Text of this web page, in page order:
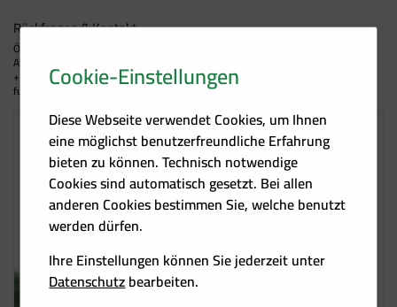
Rückfragen & Kontakt:
Österreichischer Biomasse-Verband
Antonio Fuljetic-Kristan
+43 (0)1 533 07 97 – 31, 0660 855 6804
fuljetic@biomasseverband.at
Cookie-Einstellungen
Diese Webseite verwendet Cookies, um Ihnen
eine möglichst benutzerfreundliche Erfahrung
bieten zu können. Technisch notwendige
Cookies sind automatisch gesetzt. Bei allen
anderen Cookies bestimmen Sie, welche benutzt
werden dürfen.
Ihre Einstellungen können Sie jederzeit unter
Datenschutzbearbeiten.